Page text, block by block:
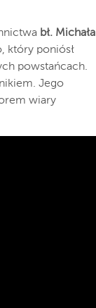
bł. Michała
który poniósł
powstańcach.
Jego
wiary